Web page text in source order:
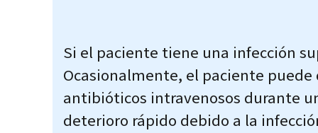
Si el paciente tiene una infección
Ocasionalmente, el paciente
antibióticos intravenosos durante
deterioro rápido debido a la